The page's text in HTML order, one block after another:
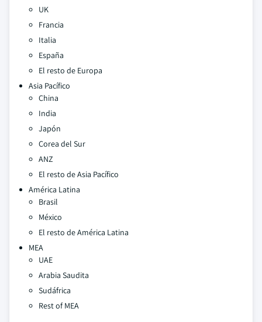
UK
Francia
Italia
España
El resto de Europa
Asia Pacífico
China
India
Japón
Corea del Sur
ANZ
El resto de Asia Pacífico
América Latina
Brasil
México
El resto de América Latina
MEA
UAE
Arabia Saudita
Sudáfrica
Rest of MEA